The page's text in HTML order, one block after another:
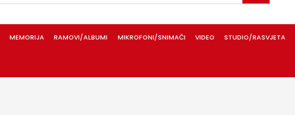
MEMORIJA RAMOVI/ALBUMI MIKROFONI/SNIMAČI VIDEO STUDIO/RASVJETA